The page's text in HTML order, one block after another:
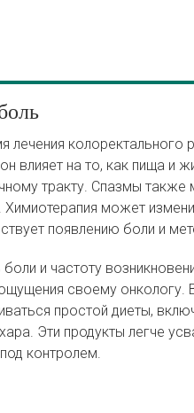
лечения колоректального
влияет на то, как пища и
тракту. Спазмы также
Химиотерапия может
появлению боли и
и частоту
своему онкологу.
простой диеты,
Эти продукты легче
контролем.